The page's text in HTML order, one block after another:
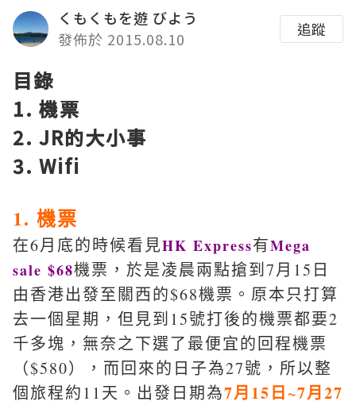
くもくもを遊 びよう
發佈於 2015.08.10
追蹤
目錄
1. 機票
2. JR的大小事
3. Wifi
1. 機票
在6月底的時候看見HK Express有Mega
sale $68機票，於是凌晨兩點搶到7月15日
由香港出發至關西的$68機票。原本只打算
去一個星期，但見到15號打後的機票都要2
千多塊，無奈之下選了最便宜的回程機票
（$580），而回來的日子為27號，所以整
個旅程約11天。出發日期為7月15日~7月27